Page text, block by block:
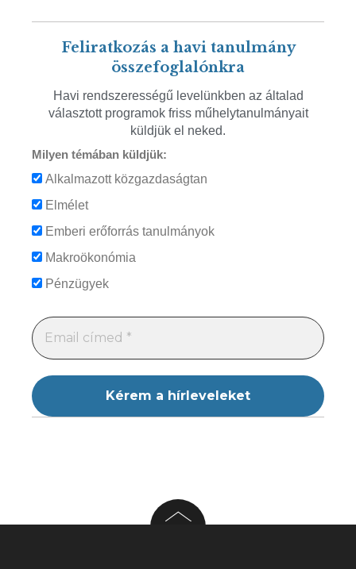
Feliratkozás a havi tanulmány
összefoglalónkra
Havi rendszerességű levelünkben az általad
választott programok friss műhelytanulmányait
küldjük el neked.
Milyen témában küldjük:
Alkalmazott közgazdaságtan
Elmélet
Emberi erőforrás tanulmányok
Makroökonómia
Pénzügyek